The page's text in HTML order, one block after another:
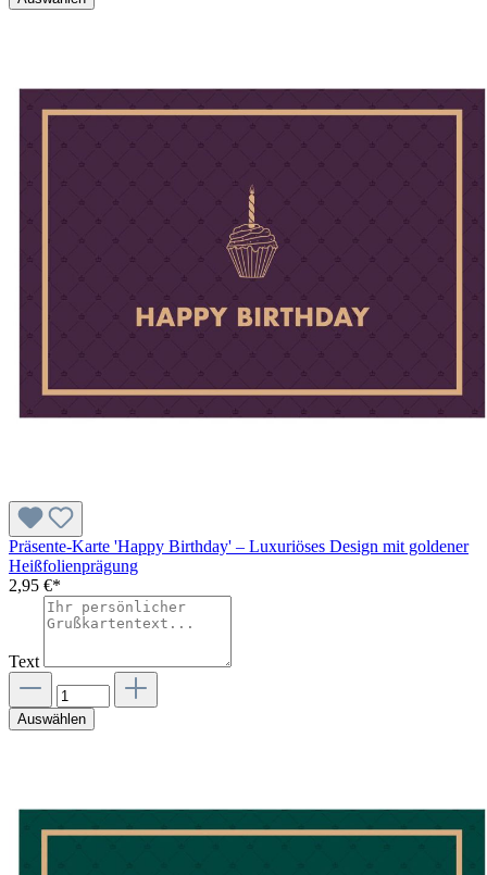
Präsente-Karte 'Happy Birthday' – Luxuriöses Design mit goldener
Heißfolienprägung
2,95 €*
Text
Auswählen